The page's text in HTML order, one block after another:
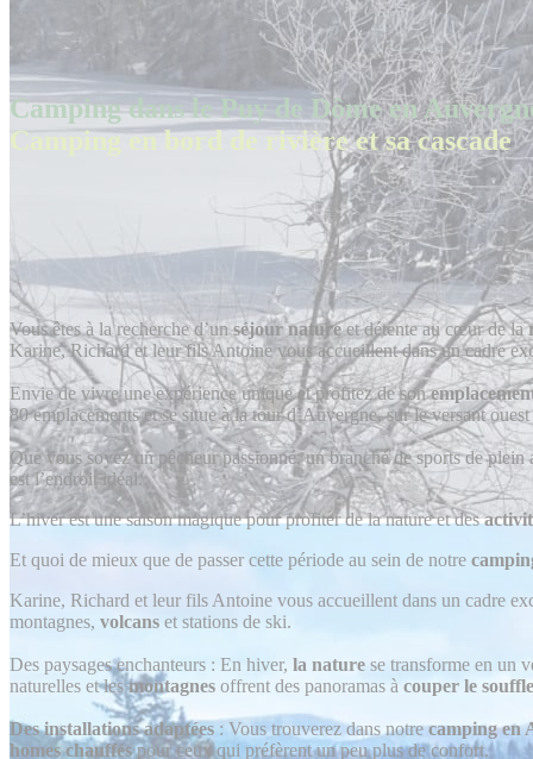
Camping dans le Puy de Dôme en
Camping en bord de rivière et sa cascade
Vous êtes à la recherche d’unséjour natureet détente au cœur de la
Karine, Richard et leur fils Antoine vous accueillent dans un cadre
Envie de vivre une expérience unique et profitez de son
80 emplacements et se situe à la tour d’Auvergne, sur le versant
Que vous soyez un pêcheur passionné, un branché de sports de
est l’endroit idéal.
L’hiver est une saison magique pour profiter de la nature et des
Et quoi de mieux que de passer cette période au sein de notre
Karine, Richard et leur fils Antoine vous accueillent dans un cadre
montagnes, volcans et stations de ski.
Des paysages enchanteurs : En hiver, la nature se transforme en un
naturelles et lesmontagnes offrent des panoramas à couper le souffle
Des installations adaptées: Vous trouverez dans notrecamping en
homes chaufféspour ceux qui préfèrent un peu plus de confort.